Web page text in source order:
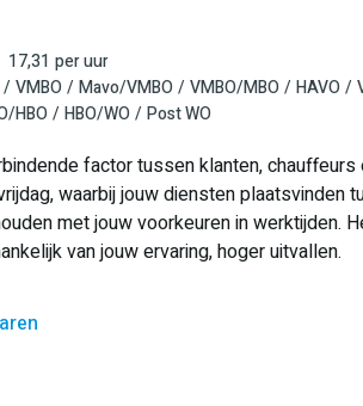
17,31 per uur
VMBO Mavo/VMBO VMBO/MBO HAVO
HBO HBO/WO Post WO
factor tussen klanten, chauffeurs
waarbij jouw diensten plaatsvinden
met jouw voorkeuren in werktijden.
van jouw ervaring, hoger uitvallen.